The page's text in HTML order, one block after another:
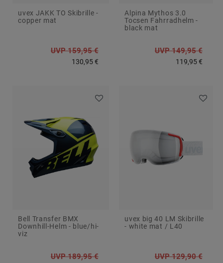
uvex JAKK TO Skibrille -
copper mat
UVP 159,95 €
130,95 €
Alpina Mythos 3.0
Tocsen Fahrradhelm -
black mat
UVP 149,95 €
119,95 €
Bell Transfer BMX
Downhill-Helm - blue/hi-
viz
UVP 189,95 €
uvex big 40 LM Skibrille
- white mat / L40
UVP 129,90 €